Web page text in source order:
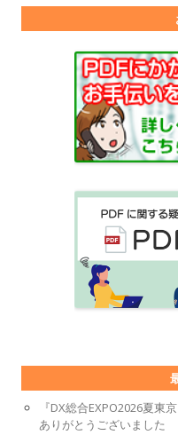
『DX総合EXPO2026夏東
ありがとうございました